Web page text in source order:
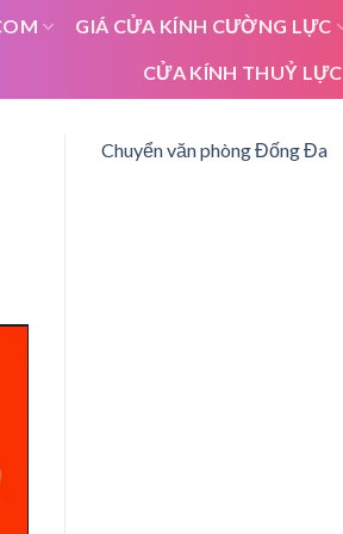
GIÁ CỬA KÍNH CƯỜNG LỰC
CỬA KÍNH THUỶ LỰC
Chuyển văn phòng Đống Đa